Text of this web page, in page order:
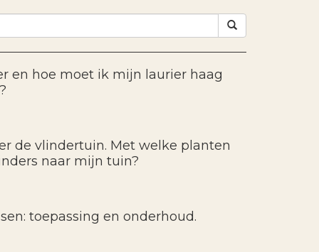
en hoe moet ik mijn laurier haag
de vlindertuin. Met welke planten
naar mijn tuin?
toepassing en onderhoud.